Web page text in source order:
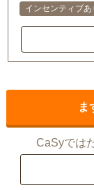
インセンティブあ
ま
CaSyでは